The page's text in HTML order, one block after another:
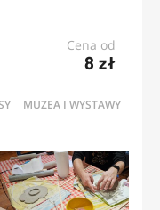
Cena od
8 zł
MUZEA I WYSTAWY